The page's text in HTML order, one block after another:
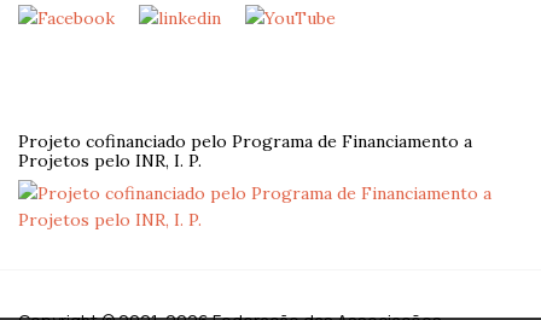
Projeto cofinanciado pelo Programa de Financiamento a
Projetos pelo INR, I. P.